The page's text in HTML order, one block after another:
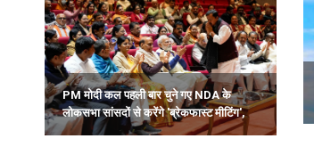
PM मोदी कल पहली बार चुने गए NDA के
लोकसभा सांसदों से करेंगे 'ब्रेकफास्ट मीटिंग',
देंगे मार्गदर्शन.